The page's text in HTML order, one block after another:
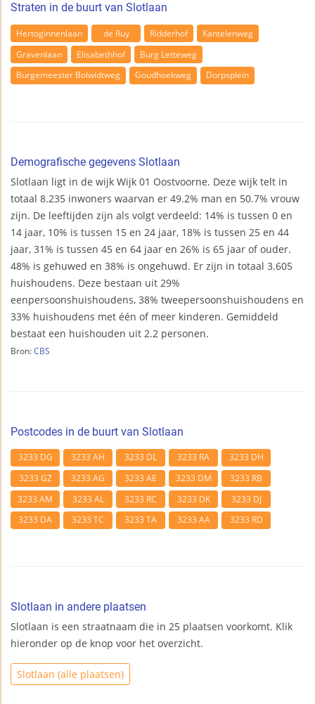
Straten in de buurt van Slotlaan
Hertoginnenlaan de Ruy Ridderhof
Kantelenweg
Gravenlaan
Elisabethhof
Burg Letteweg
Burgemeester Bolwidtweg
Goudhoekweg Dorpsplein
Demografische gegevens Slotlaan
Slotlaan ligt in de wijk Wijk 01 Oostvoorne. Deze wijk telt in
totaal 8.235 inwoners waarvan er 49.2% man en 50.7% vrouw
zijn. De leeftijden zijn als volgt verdeeld: 14% is tussen 0 en
14 jaar, 10% is tussen 15 en 24 jaar, 18% is tussen 25 en 44
jaar, 31% is tussen 45 en 64 jaar en 26% is 65 jaar of ouder.
48% is gehuwed en 38% is ongehuwd. Er zijn in totaal 3.605
huishoudens. Deze bestaan uit 29%
eenpersoonshuishoudens, 38% tweepersoonshuishoudens en
33% huishoudens met één of meer kinderen. Gemiddeld
bestaat een huishouden uit 2.2 personen.
Bron: CBS
Postcodes in de buurt van Slotlaan
3233 DG 3233 AH 3233 DL 3233 RA
3233 DH
3233 GZ
3233 AG 3233 AE 3233 DM
3233 RB
3233 AM
3233 AL 3233 RC 3233 DK
3233 DJ
3233 DA
3233 TC 3233 TA 3233 AA 3233 RD
Slotlaan in andere plaatsen
Slotlaan is een straatnaam die in 25 plaatsen voorkomt. Klik
hieronder op de knop voor het overzicht.
Slotlaan (alle plaatsen)